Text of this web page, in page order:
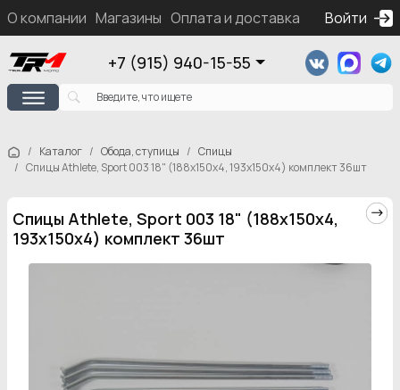
О компании Магазины Оплата и доставка Контакты
Войти
+7 (915) 940-15-55
Каталог Обода, ступицы
Спицы
Спицы Athlete, Sport 003 18" (188х150х4, 193х150х4) комплект 36шт
Спицы Athlete, Sport 003 18" (188х150х4,
193х150х4) комплект 36шт